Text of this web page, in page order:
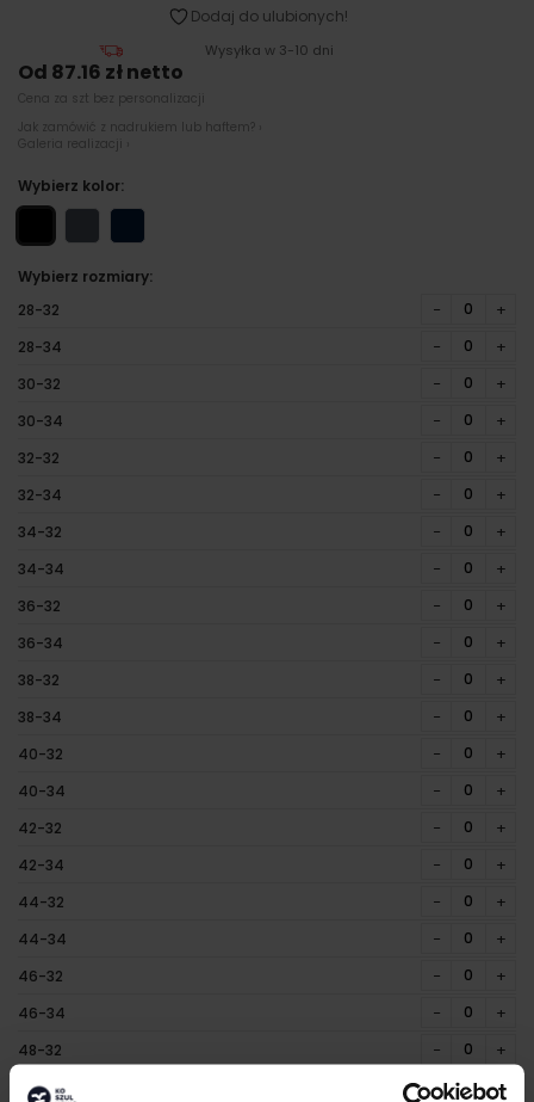
Dodaj do ulubionych!
Wysyłka w 3-10 dni
Od 87.16 zł netto
Cena za szt bez personalizacji
Jak zamówić z nadrukiem lub haftem? ›
Galeria realizacji ›
Wybierz kolor:
Wybierz rozmiary:
28-32
− +
28-34 − +
30-32 − +
30-34 − +
32-32 − +
32-34 − +
34-32 − +
34-34 − +
36-32 − +
36-34 − +
38-32 − +
38-34 − +
40-32 − +
40-34 − +
42-32 − +
42-34 − +
44-32 − +
44-34 − +
46-32 − +
46-34 − +
48-32 − +
48-34 − +